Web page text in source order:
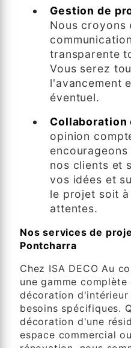
Gestion de
Nous croyons
transparente
Vous serez
l'avancement
éventuel.
Collaboration
opinion
nos clients et
vos idées et
le projet soit
attentes.
Nos services de
Pontcharra
Chez ISA DECO Au
une gamme
décoration
besoins spécifiques.
décoration d'une
espace commercial